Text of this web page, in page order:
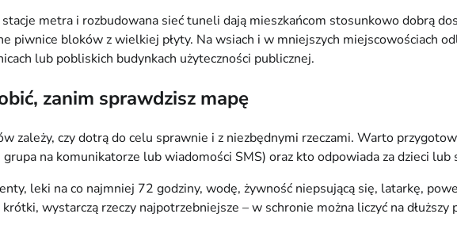
metra i rozbudowana sieć tuneli dają mieszkańcom stosunkowo dobrą
piwnice bloków z wielkiej płyty. Na wsiach i w mniejszych miejscowościach
lub pobliskich budynkach użyteczności publicznej.
zanim sprawdzisz mapę
zależy, czy dotrą do celu sprawnie i z niezbędnymi rzeczami. Warto
na komunikatorze lub wiadomości SMS) oraz kto odpowiada za dzieci
leki na co najmniej 72 godziny, wodę, żywność niepsującą się, latarkę,
wystarczą rzeczy najpotrzebniejsze – w schronie można liczyć na